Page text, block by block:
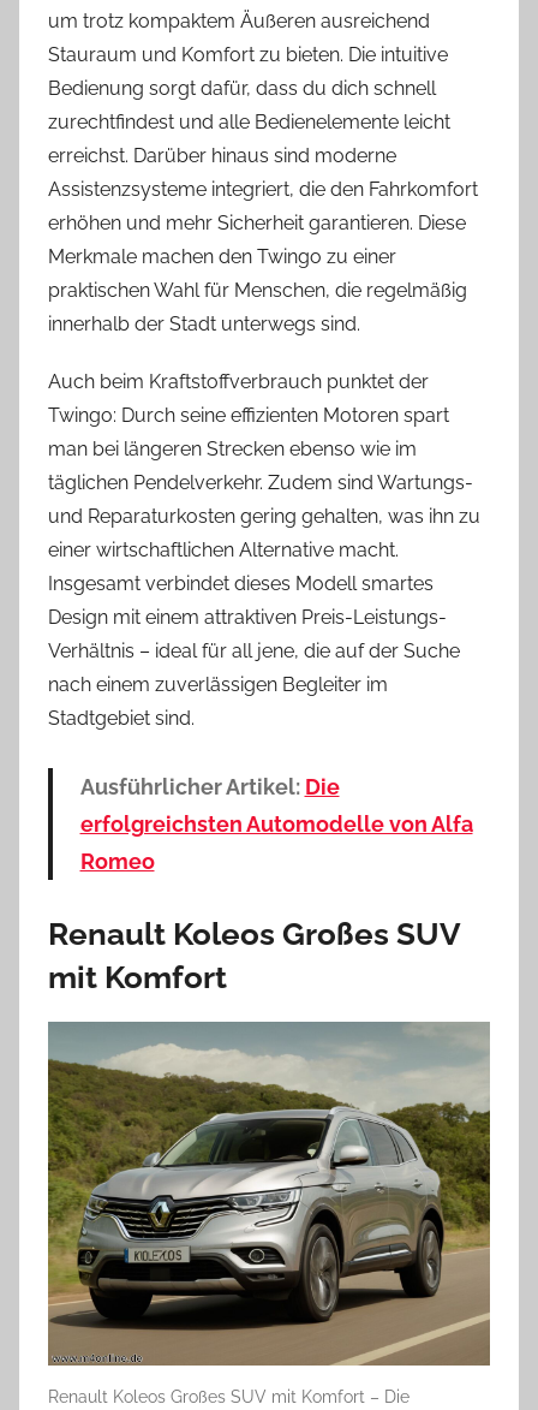
um trotz kompaktem Äußeren ausreichend
Stauraum und Komfort zu bieten. Die intuitive
Bedienung sorgt dafür, dass du dich schnell
zurechtfindest und alle Bedienelemente leicht
erreichst. Darüber hinaus sind moderne
Assistenzsysteme integriert, die den Fahrkomfort
erhöhen und mehr Sicherheit garantieren. Diese
Merkmale machen den Twingo zu einer
praktischen Wahl für Menschen, die regelmäßig
innerhalb der Stadt unterwegs sind.
Auch beim Kraftstoffverbrauch punktet der
Twingo: Durch seine effizienten Motoren spart
man bei längeren Strecken ebenso wie im
täglichen Pendelverkehr. Zudem sind Wartungs-
und Reparaturkosten gering gehalten, was ihn zu
einer wirtschaftlichen Alternative macht.
Insgesamt verbindet dieses Modell smartes
Design mit einem attraktiven Preis-Leistungs-
Verhältnis – ideal für all jene, die auf der Suche
nach einem zuverlässigen Begleiter im
Stadtgebiet sind.
Ausführlicher Artikel: Die
erfolgreichsten Automodelle von Alfa
Romeo
Renault Koleos Großes SUV
mit Komfort
Renault Koleos Großes SUV mit Komfort – Die